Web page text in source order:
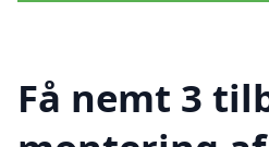
Få nemt 3